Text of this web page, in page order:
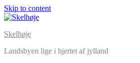
Skip to content
Skelhøje
Landsbyen lige i hjertet af jylland